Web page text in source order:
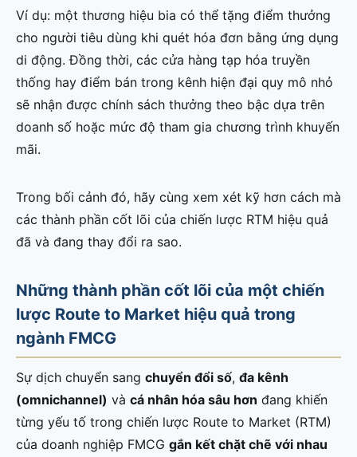
Ví dụ: một thương hiệu bia có thể tặng điểm thưởng
cho người tiêu dùng khi quét hóa đơn bằng ứng dụng
di động. Đồng thời, các cửa hàng tạp hóa truyền
thống hay điểm bán trong kênh hiện đại quy mô nhỏ
sẽ nhận được chính sách thưởng theo bậc dựa trên
doanh số hoặc mức độ tham gia chương trình khuyến
mãi.
Trong bối cảnh đó, hãy cùng xem xét kỹ hơn cách mà
các thành phần cốt lõi của chiến lược RTM hiệu quả
đã và đang thay đổi ra sao.
Những thành phần cốt lõi của một chiến
lược Route to Market hiệu quả trong
ngành FMCG
Sự dịch chuyển sang chuyển đổi số, đa kênh
(omnichannel) và cá nhân hóa sâu hơn đang khiến
từng yếu tố trong chiến lược Route to Market (RTM)
của doanh nghiệp FMCG gắn kết chặt chẽ với nhau